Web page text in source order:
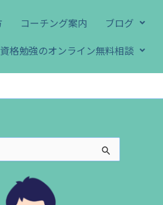
コーチング案内
ブログ
資格勉強のオンライン無料相談